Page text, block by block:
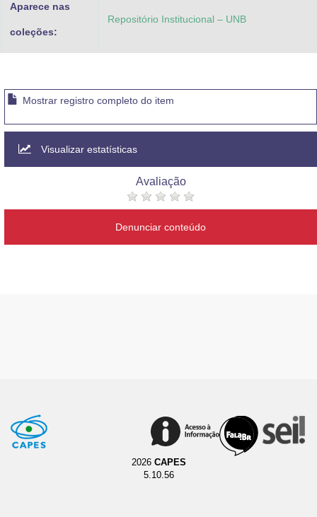
Aparece nas
coleções:
Repositório Institucional – UNB
Mostrar registro completo do item
Visualizar estatísticas
Avaliação
Denunciar conteúdo
2026 CAPES
5.10.56